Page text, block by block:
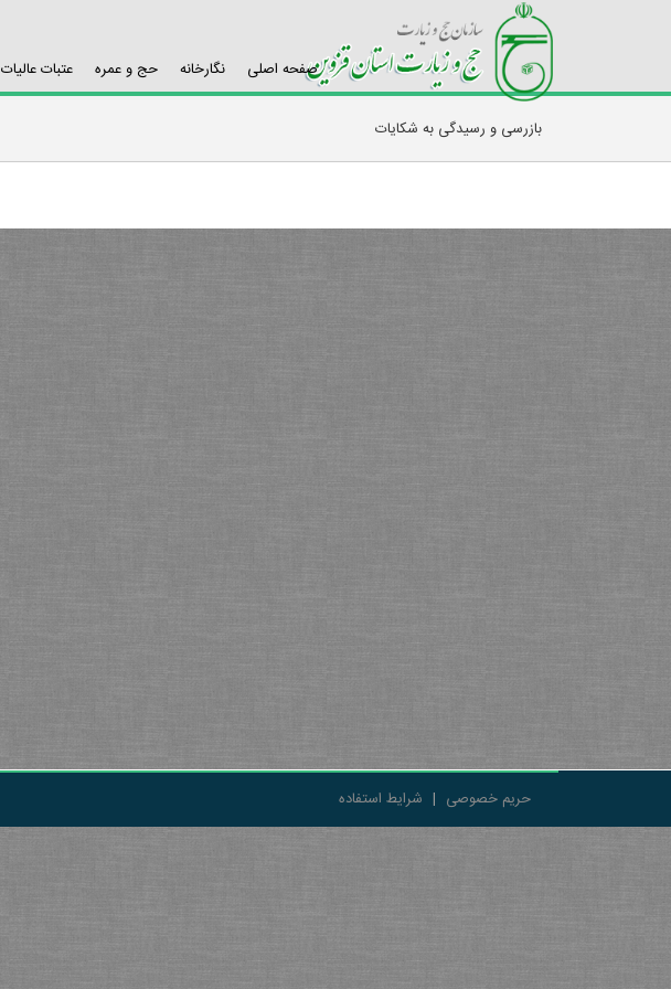
صفحه اصلی
نگارخانه حج و عمره عتبات عالیات
بازرسی و رسیدگی به شکایات
حریم خصوصی | شرایط استفاده